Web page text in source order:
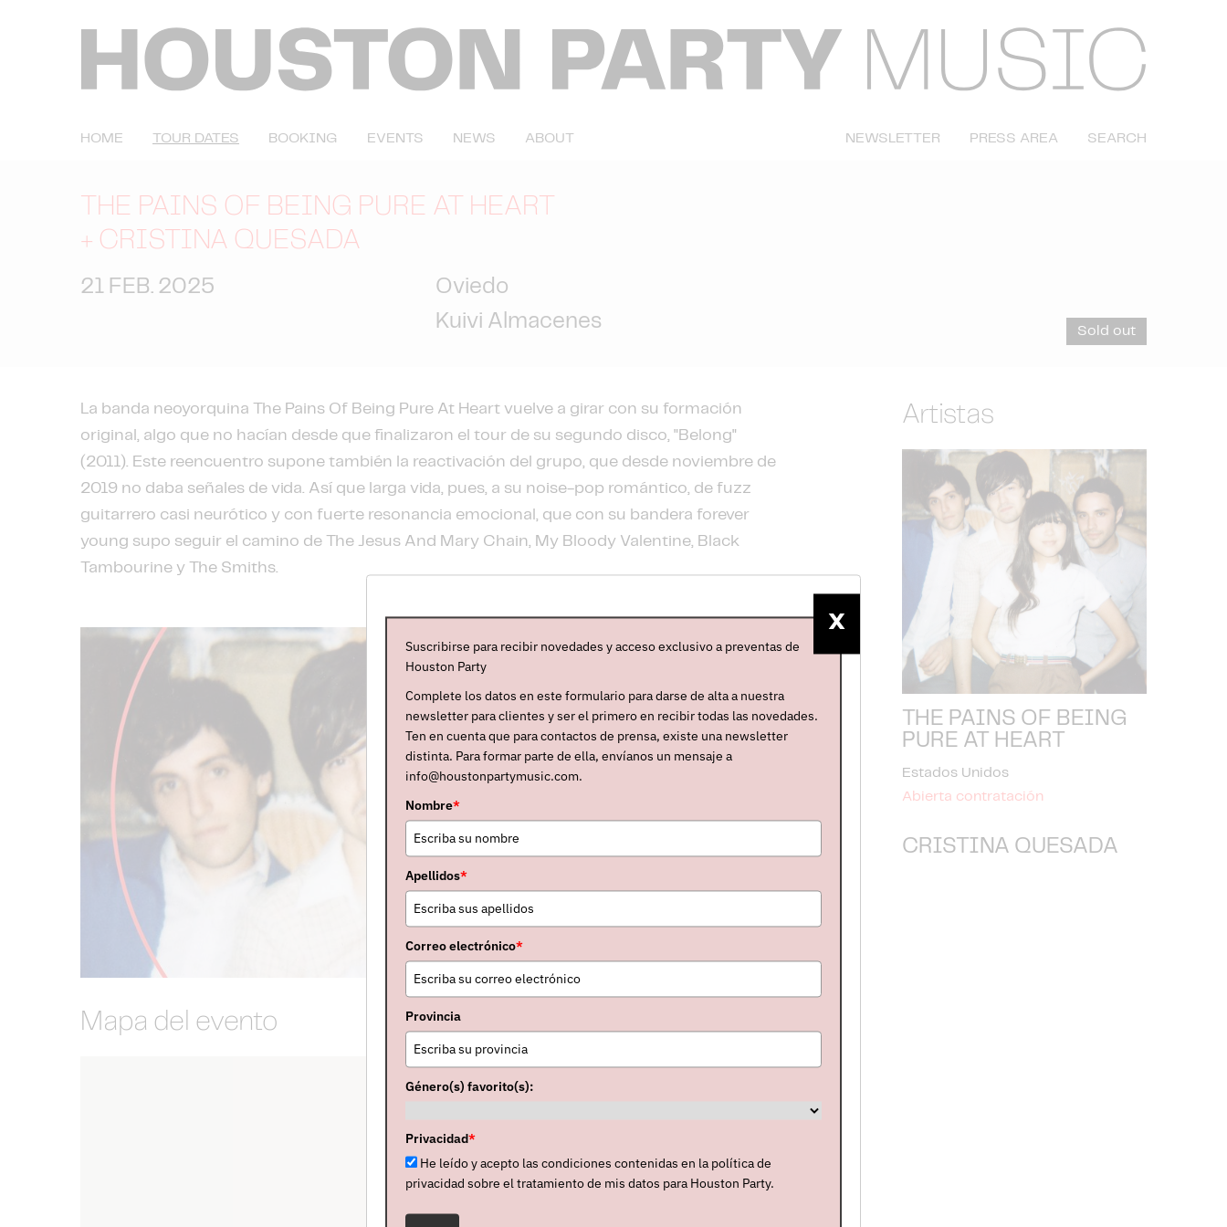
HOME TOUR DATES BOOKING EVENTS NEWS ABOUT NEWSLETTER PRESS AREA SEARCH
THE PAINS OF BEING PURE AT HEART
+ CRISTINA QUESADA
21 FEB. 2025
Oviedo
Kuivi Almacenes
Sold out
La banda neoyorquina The Pains Of Being Pure At Heart vuelve a girar con su formación
original, algo que no hacían desde que finalizaron el tour de su segundo disco, "Belong"
(2011). Este reencuentro supone también la reactivación del grupo, que desde noviembre de
2019 no daba señales de vida. Así que larga vida, pues, a su noise-pop romántico, de fuzz
guitarrero casi neurótico y con fuerte resonancia emocional, que con su bandera forever
young supo seguir el camino de The Jesus And Mary Chain, My Bloody Valentine, Black
Tambourine y The Smiths.
Mapa del evento
Artistas
THE PAINS OF BEING
PURE AT HEART
Estados Unidos
Abierta contratación
CRISTINA QUESADA
X
Suscribirse para recibir novedades y acceso exclusivo a preventas de
Houston Party
Complete los datos en este formulario para darse de alta a nuestra
newsletter para clientes y ser el primero en recibir todas las novedades.
Ten en cuenta que para contactos de prensa, existe una newsletter
distinta. Para formar parte de ella, envíanos un mensaje a
info@houstonpartymusic.com.
Nombre*
Apellidos*
Correo electrónico*
Provincia
Género(s) favorito(s):
Privacidad*
He leído y acepto las condiciones contenidas en la política de
privacidad sobre el tratamiento de mis datos para Houston Party.